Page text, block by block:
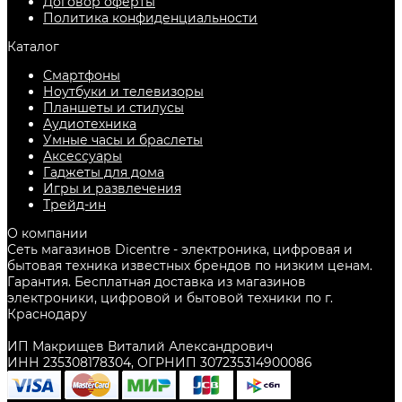
Политика конфиденциальности
Каталог
Смартфоны
Ноутбуки и телевизоры
Планшеты и стилусы
Аудиотехника
Умные часы и браслеты
Аксессуары
Гаджеты для дома
Игры и развлечения
Трейд-ин
О компании
Сеть магазинов Dicentre - электроника, цифровая и
бытовая техника известных брендов по низким ценам.
Гарантия. Бесплатная доставка из магазинов
электроники, цифровой и бытовой техники по г.
Краснодару
ИП Макрищев Виталий Александрович
ИНН 235308178304, ОГРНИП 307235314900086